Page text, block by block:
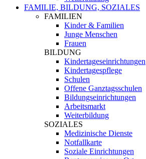
FAMILIE, BILDUNG, SOZIALES
FAMILIEN
Kinder & Familien
Junge Menschen
Frauen
BILDUNG
Kindertageseinrichtungen
Kindertagespflege
Schulen
Offene Ganztagsschulen
Bildungseinrichtungen
Arbeitsmarkt
Weiterbildung
SOZIALES
Medizinische Dienste
Notfallkarte
Soziale Einrichtungen